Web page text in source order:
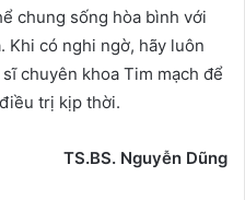
chung sống hòa bình với
Khi có nghi ngờ, hãy luôn
chuyên khoa Tim mạch để
trị kịp thời.
TS.BS. Nguyễn Dũng